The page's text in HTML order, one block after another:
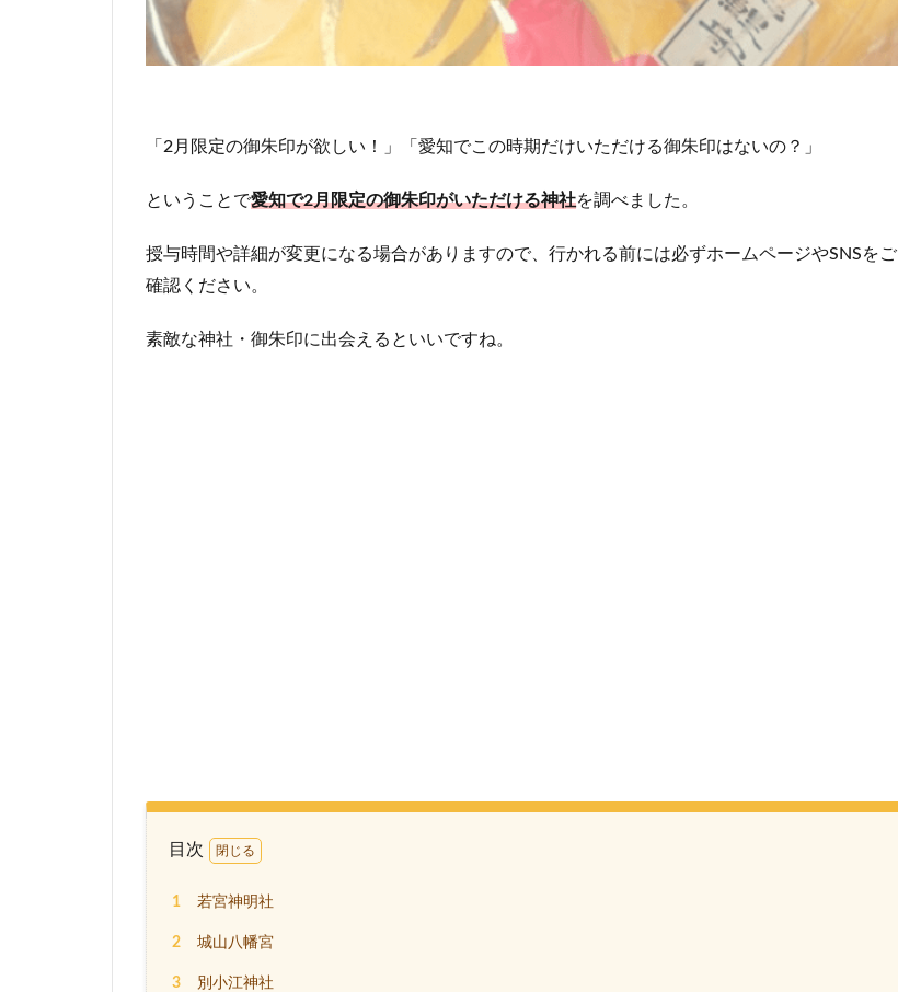
「2月限定の御朱印が欲しい！」「愛知でこの時期だけいただける御朱印はないの？」
ということで愛知で2月限定の御朱印がいただける神社を調べました。
授与時間や詳細が変更になる場合がありますので、行かれる前には必ずホームページやSNSをご
確認ください。
素敵な神社・御朱印に出会えるといいですね。
目次
1 若宮神明社
2 城山八幡宮
3 別小江神社